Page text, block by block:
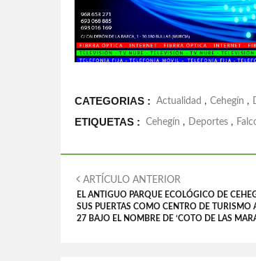
CATEGORIAS : Actualidad , Cehegín ,
ETIQUETAS : Cehegín , Deportes ,
ARTÍCULO ANTERIOR
EL ANTIGUO PARQUE ECOLÓGICO DE
SUS PUERTAS COMO CENTRO DE TURISMO
27 BAJO EL NOMBRE DE ‘COTO DE LAS